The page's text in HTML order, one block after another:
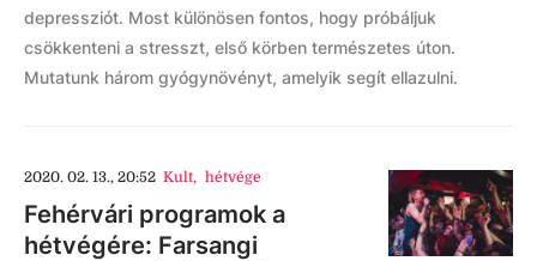
depressziót. Most különösen fontos, hogy próbáljuk
csökkenteni a stresszt, első körben természetes úton.
Mutatunk három gyógynövényt, amelyik segít ellazulni.
2020. 02. 13., 20:52 Kult, hétvége
Fehérvári programok a
hétvégére: Farsangi